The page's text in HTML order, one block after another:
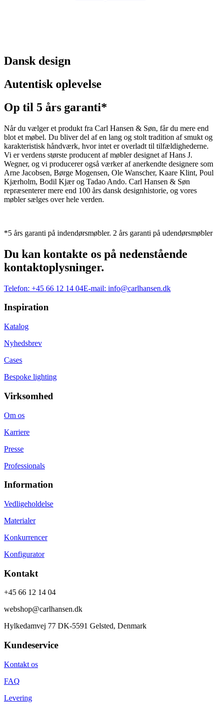
Dansk design
Autentisk oplevelse
Op til 5 års garanti*
Når du vælger et produkt fra Carl Hansen & Søn, får du mere end
blot et møbel. Du bliver del af en lang og stolt tradition af smukt og
karakteristisk håndværk, hvor intet er overladt til tilfældighederne.
Vi er verdens største producent af møbler designet af Hans J.
Wegner, og vi producerer også værker af anerkendte designere som
Arne Jacobsen, Børge Mogensen, Ole Wanscher, Kaare Klint, Poul
Kjærholm, Bodil Kjær og Tadao Ando. Carl Hansen & Søn
repræsenterer mere end 100 års dansk designhistorie, og vores
møbler sælges over hele verden.
*5 års garanti på indendørsmøbler. 2 års garanti på udendørsmøbler
Du kan kontakte os på nedenstående
kontaktoplysninger.
Telefon: +45 66 12 14 04E-mail: info@carlhansen.dk
Inspiration
Katalog
Nyhedsbrev
Cases
Bespoke lighting
Virksomhed
Om os
Karriere
Presse
Professionals
Information
Vedligeholdelse
Materialer
Konkurrencer
Konfigurator
Kontakt
+45 66 12 14 04
webshop@carlhansen.dk
Hylkedamvej 77 DK-5591 Gelsted, Denmark
Kundeservice
Kontakt os
FAQ
Levering